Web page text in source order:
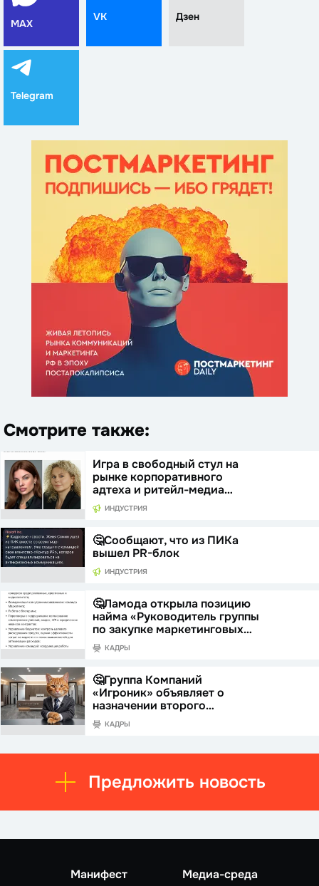
MAX
VK Дзен
Telegram
Смотрите также:
Игра в свободный стул на
рынке корпоративного
адтеха и ритейл-медиа…
ИНДУСТРИЯ
🤔Сообщают, что из ПИКа
вышел PR-блок
ИНДУСТРИЯ
🤔Ламода открыла позицию
найма «Руководитель группы
по закупке маркетинговых…
КАДРЫ
🤔Группа Компаний
«Игроник» объявляет о
назначении второго…
КАДРЫ
Предложить новость
Манифест Медиа-среда